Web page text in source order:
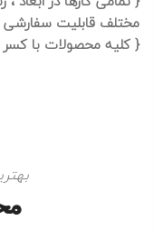
مختلف قابلیت سفارشی
{ کلیه محصولات با کسر 20% قابل استرداد می باشند }